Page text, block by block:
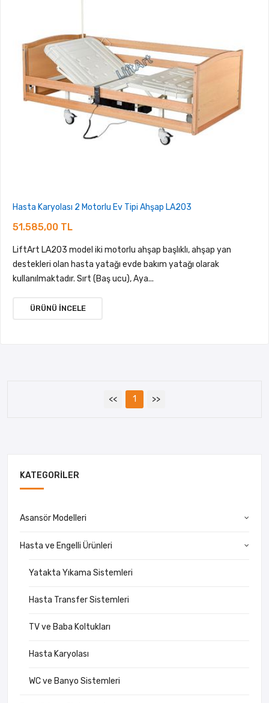
KATEGORILER
Asansör Modelleri
Hasta ve Engelli Ürünleri
Yatakta Yıkama Sistemleri
Hasta Transfer Sistemleri
TV ve Baba Koltukları
Hasta Karyolası
WC ve Banyo Sistemleri
Hasta Karyolası 2 Motorlu Ev Tipi Ahşap LA203
51.585,00 TL
LiftArt LA203 model iki motorlu ahşap başlıklı, ahşap yan
destekleri olan hasta yatağı evde bakım yatağı olarak
kullanılmaktadır. Sırt (Baş ucu), Aya...
ÜRÜNÜ İNCELE
<< 1 >>